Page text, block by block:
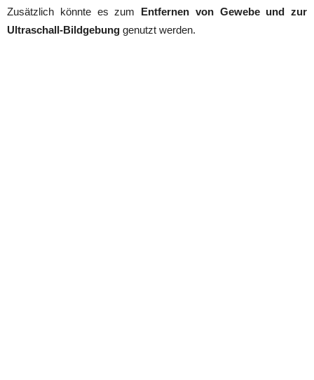
Zusätzlich könnte es zum Entfernen von Gewebe und zur
Ultraschall-Bildgebung genutzt werden.